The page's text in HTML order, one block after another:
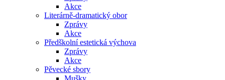
Akce
Literárně-dramatický obor
Zprávy
Akce
Předškolní estetická výchova
Zprávy
Akce
Pěvecké sbory
Mušky